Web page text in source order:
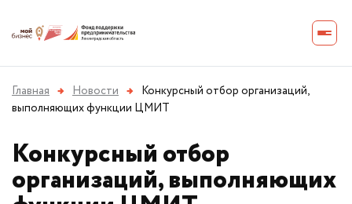
Главная → Новости → Конкурсный отбор организаций,
выполняющих функции ЦМИТ
Конкурсный отбор
организаций, выполняющих